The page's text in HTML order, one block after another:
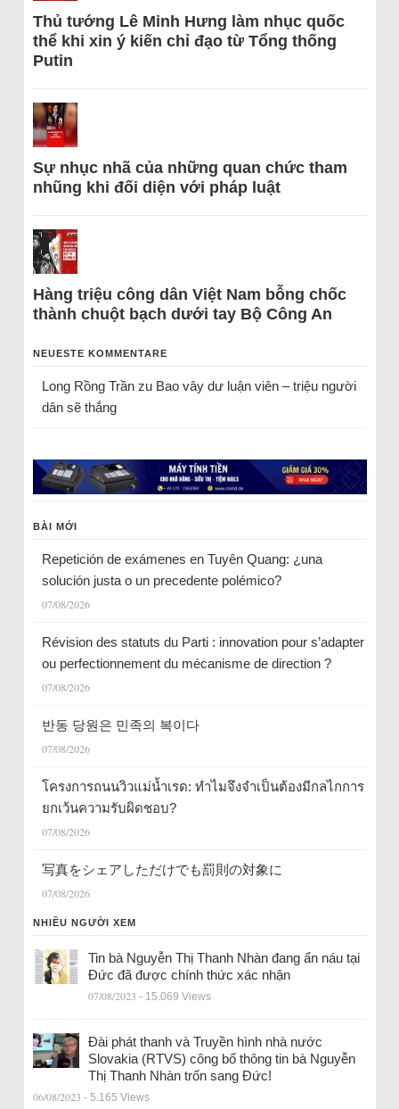
Thủ tướng Lê Minh Hưng làm nhục quốc
thể khi xin ý kiến chỉ đạo từ Tổng thống
Putin
Sự nhục nhã của những quan chức tham
nhũng khi đối diện với pháp luật
Hàng triệu công dân Việt Nam bỗng chốc
thành chuột bạch dưới tay Bộ Công An
NEUESTE KOMMENTARE
Long Rồng Trầnzu Bao vây dư luận viên – triệu người
dân sẽ thắng
BÀI MỚI
Repetición de exámenes en Tuyên Quang: ¿una
solución justa o un precedente polémico?
07/08/2026
Révision des statuts du Parti : innovation pour s’adapter
ou perfectionnement du mécanisme de direction ?
07/08/2026
반동 당원은 민족의 복이다
07/08/2026
โครงการถนนวิวแม่น้ำเรด: ทำไมจึงจำเป็นต้องมีกลไกการ
ยกเว้นความรับผิดชอบ?
07/08/2026
写真をシェアしただけでも罰則の対象に
07/08/2026
NHIỀU NGƯỜI XEM
Tin bà Nguyễn Thị Thanh Nhàn đang ẩn náu tại
Đức đã được chính thức xác nhận
07/08/2023 - 15.069 Views
Đài phát thanh và Truyền hình nhà nước
Slovakia (RTVS) công bố thông tin bà Nguyễn
Thị Thanh Nhàn trốn sang Đức!
06/08/2023 - 5.165 Views